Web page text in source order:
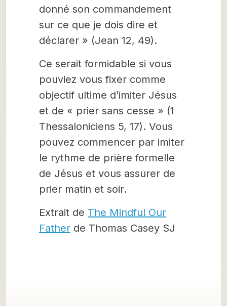
donné son commandement
sur ce que je dois dire et
déclarer » (Jean 12, 49).
Ce serait formidable si vous
pouviez vous fixer comme
objectif ultime d’imiter Jésus
et de « prier sans cesse » (1
Thessaloniciens 5, 17). Vous
pouvez commencer par imiter
le rythme de prière formelle
de Jésus et vous assurer de
prier matin et soir.
Extrait de The Mindful Our
Father de Thomas Casey SJ